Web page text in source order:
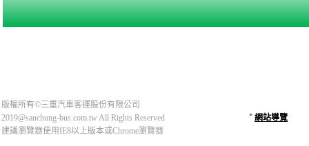
版權所有©三重汽車客運股份有限公司
2019@sanchung-bus.com.tw All Rights Reserved
建議瀏覽器使用IE8以上版本或Chrome瀏覽器
網站導覽